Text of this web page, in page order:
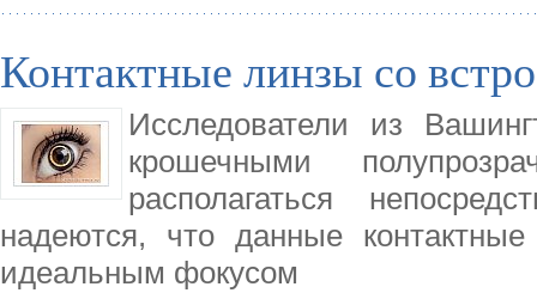
Контактные линзы со
Исследователи из
крошечными
располагаться
надеются, что данные
идеальным фокусом